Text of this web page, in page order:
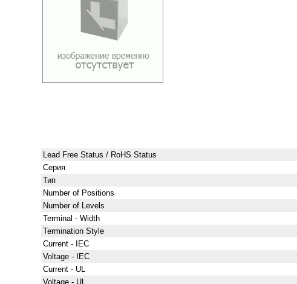
Lead Free Status / RoHS Status
Серия
Тип
Number of Positions
Number of Levels
Terminal - Width
Termination Style
Current - IEC
Voltage - IEC
Current - UL
Voltage - UL